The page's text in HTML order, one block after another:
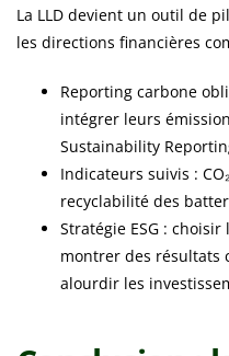
La LLD devient un outil de
les directions financières
Reporting carbone
intégrer leurs
Sustainability
Indicateurs suivis :
recyclabilité des
Stratégie ESG :
montrer des résultats
alourdir les